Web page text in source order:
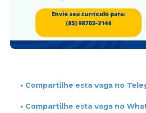
• Compartilhe esta vaga no
• Compartilhe esta vaga no